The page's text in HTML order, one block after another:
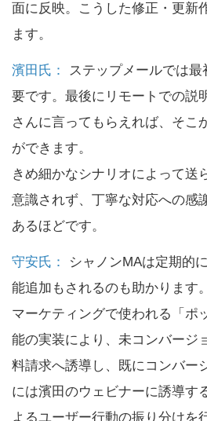
面に反映。こうした修正・更新
ます。
濱田氏：
ステップメールでは
要です。最後にリモートでの説
さんに言ってもらえれば、そこ
ができます。
きめ細かなシナリオによって送
意識されず、丁寧な対応への感
あるほどです。
守安氏：
シャノンMAは定期的
能追加もされるのも助かります
マーケティングで使われる「ポ
能の実装により、未コンバージ
料請求へ誘導し、既にコンバー
には濱田のウェビナーに誘導す
よるユーザー行動の振り分けを